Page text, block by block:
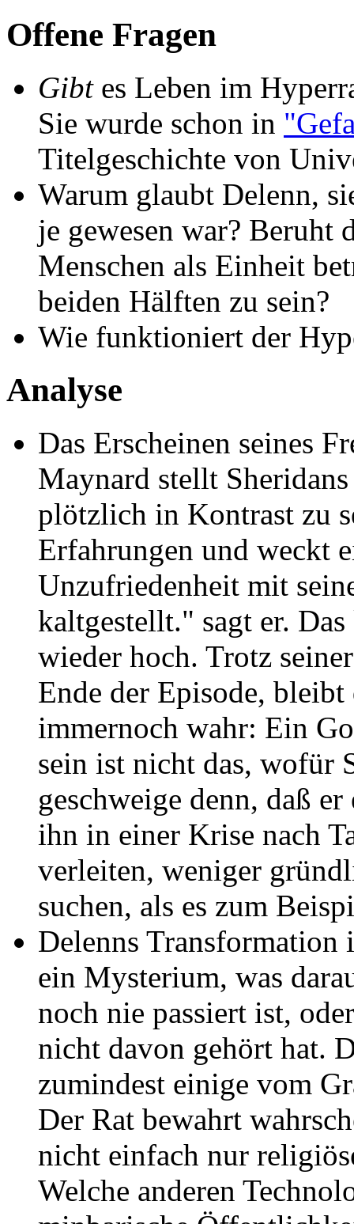
Offene Fragen
Gibtes Leben im
Sie wurde schon in
Titelgeschichte von
Warum glaubt Delenn,
je gewesen war? Beruht
Menschen als Einheit
beiden Hälften zu sein?
Wie funktioniert der
Analyse
Das Erscheinen seines
Maynard stellt
plötzlich in Kontrast zu
Erfahrungen und weckt
Unzufriedenheit mit
kaltgestellt." sagt er.
wieder hoch. Trotz
Ende der Episode,
immernoch wahr: Ein
sein ist nicht das, wofür
geschweige denn, daß
ihn in einer Krise nach
verleiten, weniger
suchen, als es zum
Delenns
ein Mysterium, was
noch nie passiert ist,
nicht davon gehört hat.
zumindest einige vom
Der Rat bewahrt
nicht einfach nur
Welche anderen